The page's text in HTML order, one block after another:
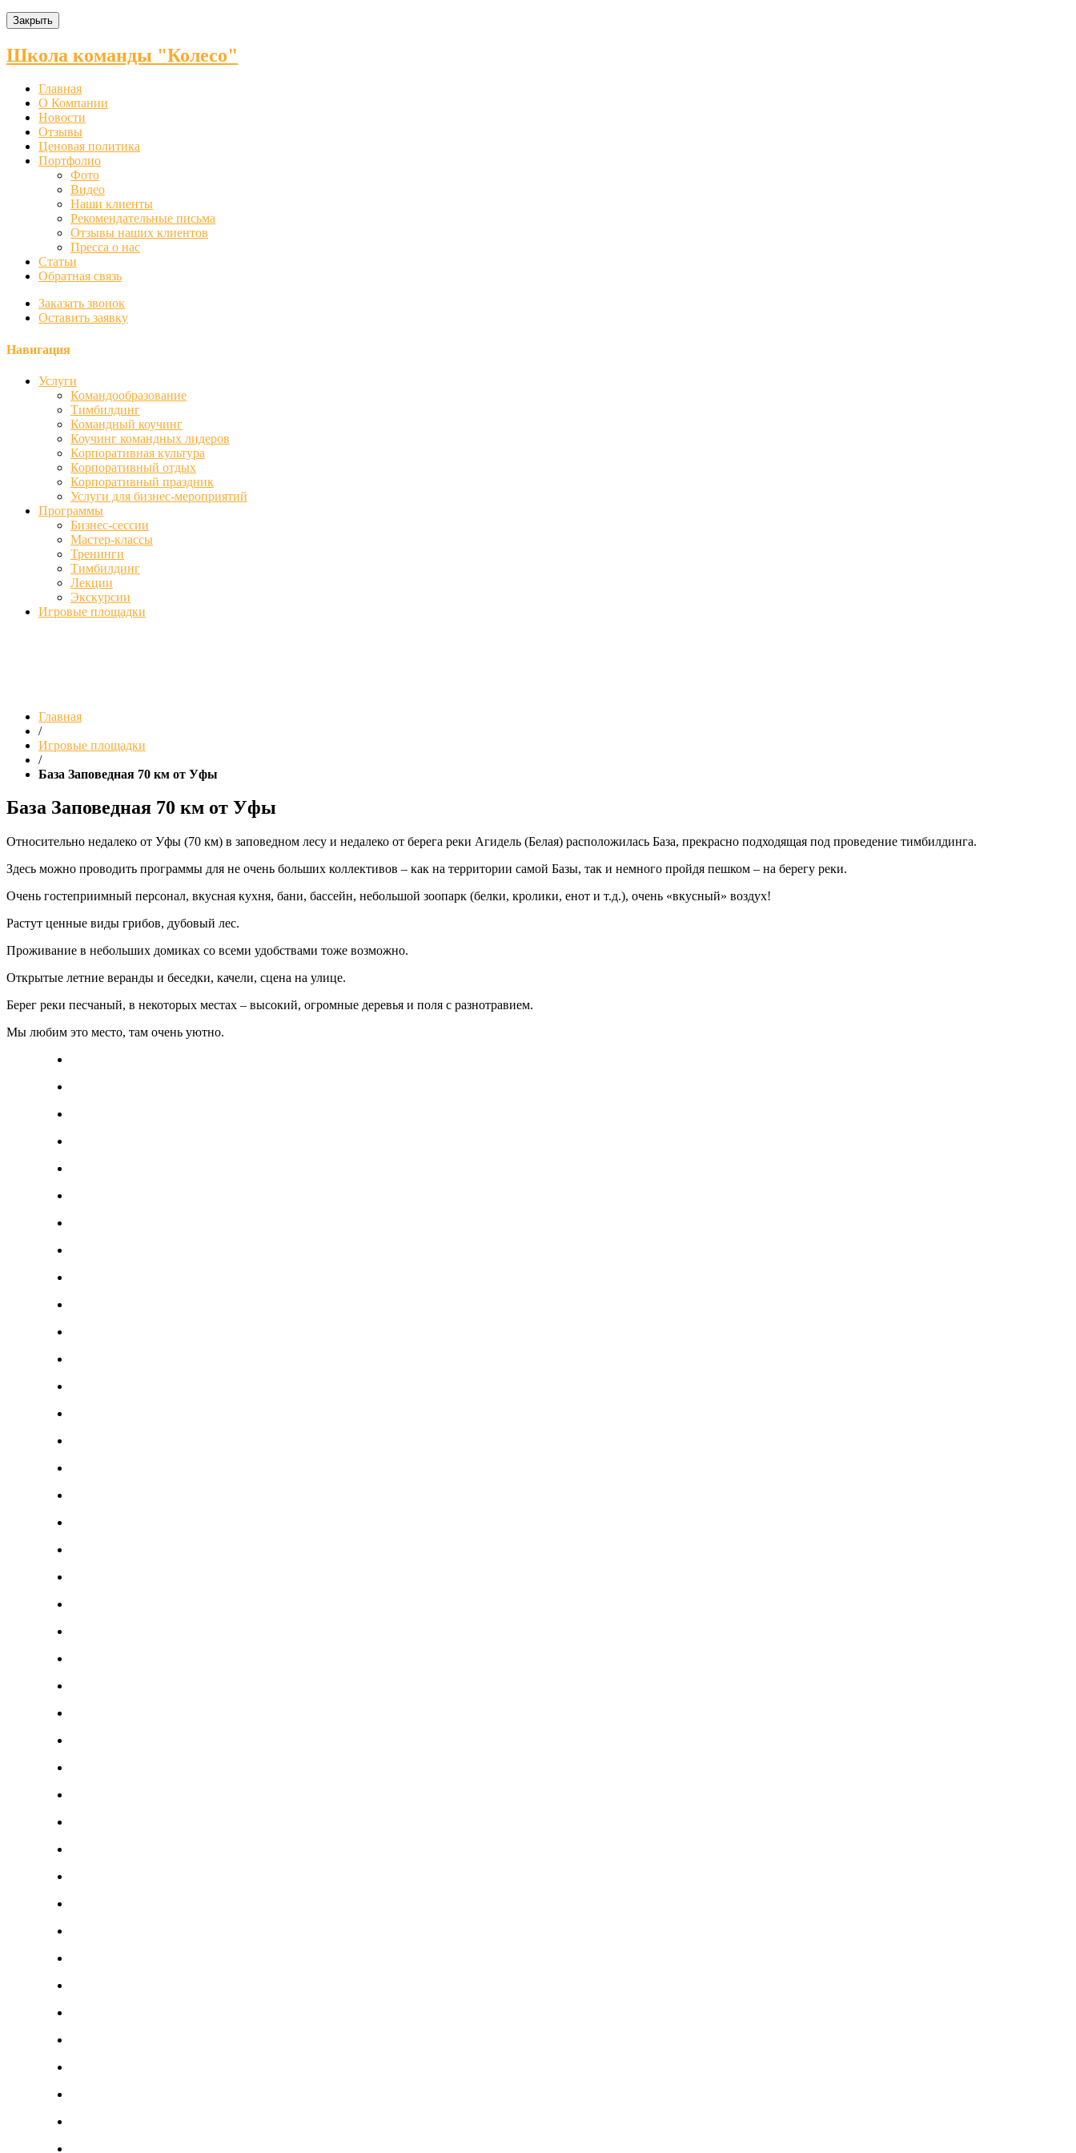
Закрыть
Школа команды "Колесо"
Главная
О Компании
Новости
Отзывы
Ценовая политика
Портфолио
Фото
Видео
Наши клиенты
Рекомендательные письма
Отзывы наших клиентов
Пресса о нас
Статьи
Обратная связь
Заказать звонок
Оставить заявку
Навигация
Услуги
Командообразование
Тимбилдинг
Командный коучинг
Коучинг командных лидеров
Корпоративная культура
Корпоративный отдых
Корпоративный праздник
Услуги для бизнес-мероприятий
Программы
Бизнес-сессии
Мастер-классы
Тренинги
Тимбилдинг
Лекции
Экскурсии
Игровые площадки
Главная
/
Игровые площадки
/
База Заповедная 70 км от Уфы
База Заповедная 70 км от Уфы
Относительно недалеко от Уфы (70 км) в заповедном лесу и недалеко от берега реки Агидель (Белая) расположилась База, прекрасно подходящая под проведение тимбилдинга.
Здесь можно проводить программы для не очень больших коллективов – как на территории самой Базы, так и немного пройдя пешком – на берегу реки.
Очень гостеприимный персонал, вкусная кухня, бани, бассейн, небольшой зоопарк (белки, кролики, енот и т.д.), очень «вкусный» воздух!
Растут ценные виды грибов, дубовый лес.
Проживание в небольших домиках со всеми удобствами тоже возможно.
Открытые летние веранды и беседки, качели, сцена на улице.
Берег реки песчаный, в некоторых местах – высокий, огромные деревья и поля с разнотравием.
Мы любим это место, там очень уютно.